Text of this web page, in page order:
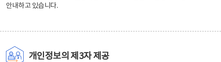
안내하고 있습니다.
개인정보의 제3자 제공